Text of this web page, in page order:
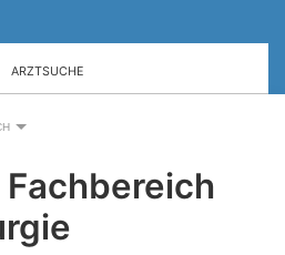
ARZTSUCHE